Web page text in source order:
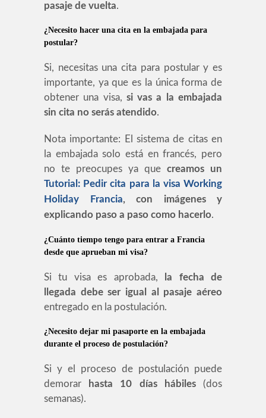
pasaje de vuelta.
¿Necesito hacer una cita en la embajada para
postular?
Si, necesitas una cita para postular y es
importante, ya que es la única forma de
obtener una visa, si vas a la embajada
sin cita no serás atendido.
Nota importante: El sistema de citas en
la embajada solo está en francés, pero
no te preocupes ya que creamos un
Tutorial: Pedir cita para la visa Working
Holiday Francia, con imágenes y
explicando paso a paso como hacerlo.
¿Cuánto tiempo tengo para entrar a Francia
desde que aprueban mi visa?
Si tu visa es aprobada,
la fecha de
llegada debe ser igual al pasaje aéreo
entregado en la postulación.
¿Necesito dejar mi pasaporte en la embajada
durante el proceso de postulación?
Si y el proceso de postulación puede
demorar
hasta 10 días hábiles(dos
semanas).